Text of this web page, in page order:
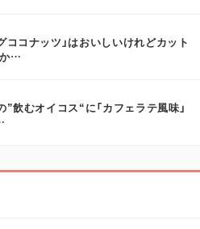
ココナッツ」はおいしいけれどカット
…
”飲むオイコス“に「カフェラテ風味」